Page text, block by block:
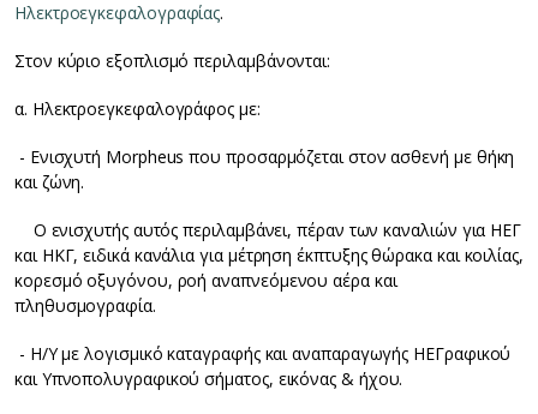
Ηλεκτροεγκεφαλογραφίας.
Στον κύριο εξοπλισμό περιλαμβάνονται:
α. Ηλεκτροεγκεφαλογράφος με:
- Ενισχυτή Morpheus που προσαρμόζεται στον ασθενή με θήκη
και ζώνη.
Ο ενισχυτής αυτός περιλαμβάνει, πέραν των καναλιών για ΗΕΓ
και ΗΚΓ, ειδικά κανάλια για μέτρηση έκπτυξης θώρακα και κοιλίας,
κορεσμό οξυγόνου, ροή αναπνεόμενου αέρα και
πληθυσμογραφία.
- Η/Υ με λογισμικό καταγραφής και αναπαραγωγής ΗΕΓραφικού
και Υπνοπολυγραφικού σήματος, εικόνας & ήχου.